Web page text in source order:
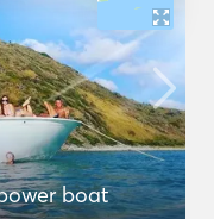
boat